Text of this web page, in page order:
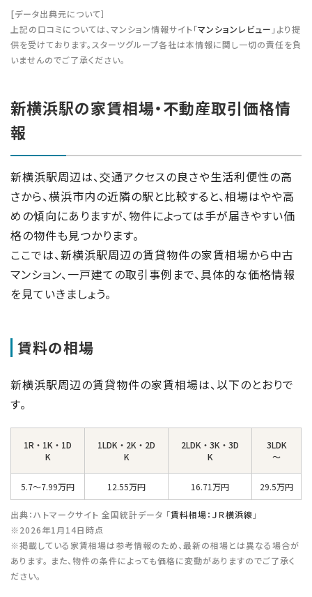
[データ出典元について］
上記の口コミについては、マンション情報サイト「マンションレビュー 」より提
供を受けております。スターツグループ各社は本情報に関し一切の責任を負
いませんのでご了承ください。
新横浜駅の家賃相場・不動産取引価格情
報
新横浜駅周辺は、交通アクセスの良さや生活利便性の高
さから、横浜市内の近隣の駅と比較すると、相場はやや高
めの傾向にありますが、物件によっては手が届きやすい価
格の物件も見つかります。
ここでは、新横浜駅周辺の賃貸物件の家賃相場から中古
マンション、一戸建ての取引事例まで、具体的な価格情報
を見ていきましょう。
賃料の相場
新横浜駅周辺の賃貸物件の家賃相場は、以下のとおりで
す。
1R・1K・1D
K
1LDK・2K・2D
K
2LDK・3K・3D
K
3LDK
～
5.7～7.99万円 12.55万円 16.71万円 29.5万円
出典：ハトマークサイト 全国統計データ 「賃料相場：ＪＲ横浜線 」
※2026年1月14日時点
※掲載している家賃相場は参考情報のため、最新の相場とは異なる場合が
あります。 また、物件の条件によっても価格に変動がありますのでご了承く
ださい。